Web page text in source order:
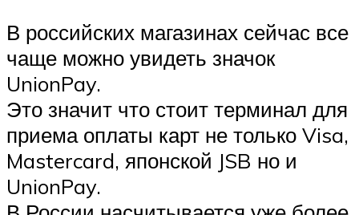
В российских магазинах сейчас все
чаще можно увидеть значок
UnionPay.
Это значит что стоит терминал для
приема оплаты карт не только Visa,
Mastercard, японской JSB но и
UnionPay.